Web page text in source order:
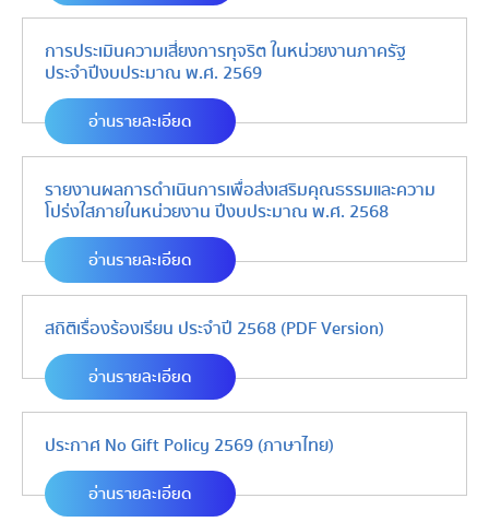
การประเมินความเสี่ยงการทุจริต ในหน่วยงานภาครัฐ
ประจำปีงบประมาณ พ.ศ. 2569
อ่านรายละเอียด
รายงานผลการดำเนินการเพื่อส่งเสริมคุณธรรมและความ
โปร่งใสภายในหน่วยงาน ปีงบประมาณ พ.ศ. 2568
อ่านรายละเอียด
สถิติเรื่องร้องเรียน ประจำปี 2568 (PDF Version)
อ่านรายละเอียด
ประกาศ No Gift Policy 2569 (ภาษาไทย)
อ่านรายละเอียด